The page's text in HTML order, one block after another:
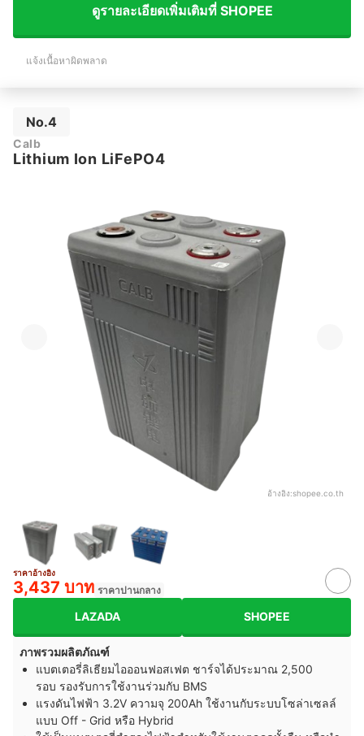
ดูรายละเอียดเพิ่มเติมที่ SHOPEE
แจ้งเนื้อหาผิดพลาด
No.4
Calb
Lithium Ion LiFePO4
อ้างอิง:shopee.co.th
ราคาอ้างอิง
3,437 บาท ราคาปานกลาง
LAZADA SHOPEE
ภาพรวมผลิตภัณฑ์
แบตเตอรี่ลิเธียมไอออนฟอสเฟต ชาร์จได้ประมาณ 2,500
รอบ รองรับการใช้งานร่วมกับ BMS
แรงดันไฟฟ้า 3.2V ความจุ 200Ah ใช้งานกับระบบโซล่าเซลล์
แบบ Off - Grid หรือ Hybrid